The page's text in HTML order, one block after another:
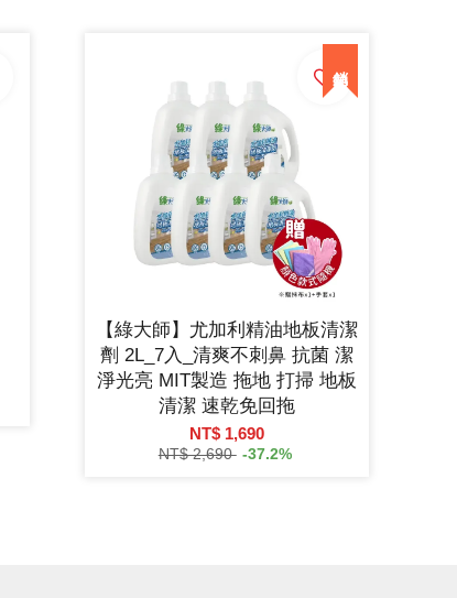
【綠大師】尤加利精油地板清潔
劑 2L_7入_清爽不刺鼻 抗菌 潔
淨光亮 MIT製造 拖地 打掃 地板
清潔 速乾免回拖
NT$ 1,690
NT$ 2,690 -37.2%